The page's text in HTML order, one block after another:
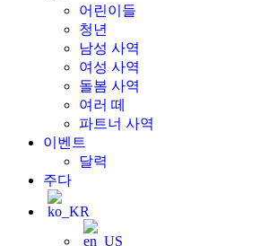
어린이들
청년
남성 사역
여성 사역
돌봄 사역
여러 떼
파트너 사역
이벤트
달력
주다